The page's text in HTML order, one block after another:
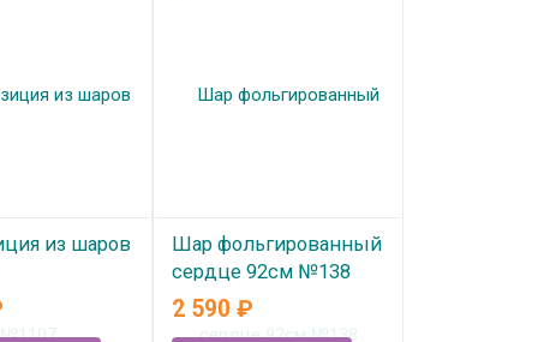
из шаров
Шар фольгированный
сердце 92см №138
В наличии
2 590₽